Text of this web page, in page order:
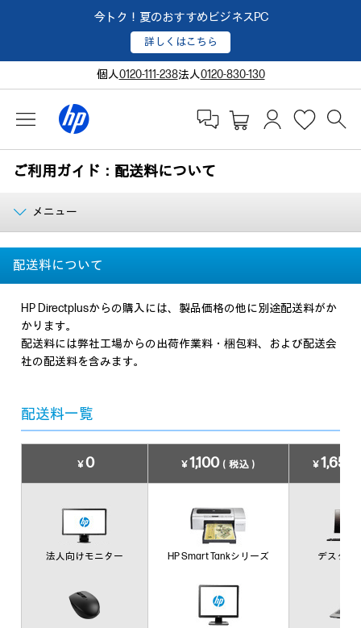
今トク！夏のおすすめビジネスPC
詳しくはこちら
個人0120-111-238法人0120-830-130
ご利用ガイド：配送料について
メニュー
配送料について
HP Directplusからの購入には、製品価格の他に別途配送料がか
かります。
配送料には弊社工場からの出荷作業料・梱包料、および配送会
社の配送料を含みます。
配送料一覧
￥0 ￥1,100（税込） ￥1,650
法人向けモニター HP Smart Tankシリーズ デスクト